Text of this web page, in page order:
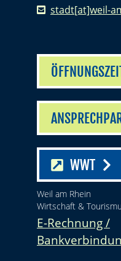
stadt[at]weil-
WWT
Weil am Rhein
Wirtschaft &
E-Rechnung /